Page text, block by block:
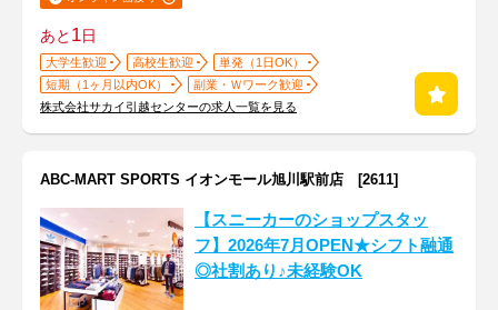
あと 1日
大学生歓迎 高校生歓迎
単発（1日OK）
短期（1ヶ月以内OK）
副業・Ｗワーク歓迎
株式会社サカイ引越センターの求人一覧を見る
ABC-MART SPORTS イオンモール旭川駅前店 [2611]
【スニーカーのショップスタッ
フ】2026年7月OPEN★シフト融通
◎社割あり♪未経験OK